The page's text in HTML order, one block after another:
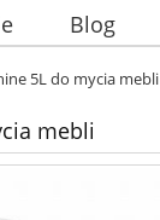
Blog
5L do mycia mebli
mebli